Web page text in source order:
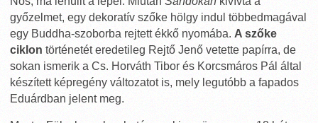
győzelmet, egy dekoratív szőke hölgy indul többedmagával
egy Buddha-szoborba rejtett ékkő nyomába. A szőke
ciklon történetét eredetileg Rejtő Jenő vetette papírra, de
sokan ismerik a Cs. Horváth Tibor és Korcsmáros Pál által
készített képregény változatot is, mely legutóbb a fapados
Eduárdban jelent meg.